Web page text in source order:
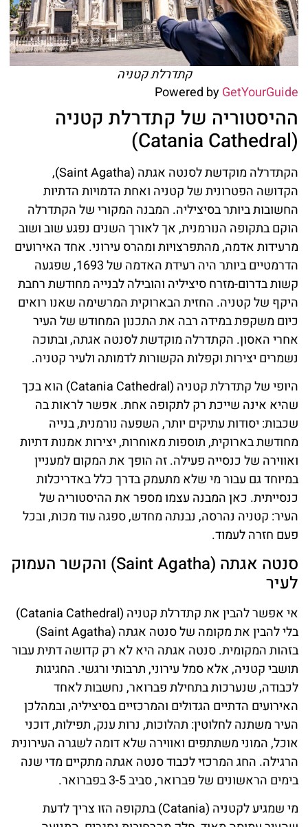
קתדרלת קטניה
Powered byGetYourGuide
ההיסטוריה של קתדרלת קטניה
(Catania Cathedral)
הקתדרלה מוקדשת לסנטה אגתה (Saint Agatha),
הקדושה הפטרונית של קטניה ואחת הדמויות הדתיות
החשובות ביותר בסיציליה. המבנה המקורי של הקתדרלה
הוקם בתקופה הנורמנית, אך לאורך השנים נפגע שוב ושוב
מרעידות אדמה, מהתפרצויות ומהרס עירוני. אחד האירועים
הדרמטיים ביותר היה רעידת האדמה של 1693, שפגעה
קשות בדרום-מזרח סיציליה והובילה לבנייה מחודשת רחבת
היקף של קטניה. החזית הבארוקית המרשימה שאנו רואים
כיום משקפת במידה רבה את התכנון המחודש של העיר
אחרי האסון. הקתדרלה מוקדשת לסנטה אגתה, ובתוכה
נשמרים יצירות וקפלות הקשורות לדמותה ולעיר קטניה.
היופי של קתדרלת קטניה (Catania Cathedral) הוא בכך
שהיא אינה שייכת רק לתקופה אחת. אפשר לראות בה
שכבות: יסודות עתיקים יותר, השפעה נורמנית, בנייה
מחודשת בארוקית, תוספות מאוחרות, יצירות אמנות דתיות
ואווירה של כנסייה פעילה. זה הופך את המקום למעניין
במיוחד גם עבור מי שלא מתעמק בדרך כלל באדריכלות
כנסייתית. כאן המבנה עצמו מספר את ההיסטוריה של
העיר: קטניה נהרסה, נבנתה מחדש, ספגה עוד מכות, ובכל
פעם חזרה לעמוד.
סנטה אגתה (Saint Agatha) והקשר העמוק
לעיר
אי אפשר להבין את קתדרלת קטניה (Catania Cathedral)
בלי להבין את מקומה של סנטה אגתה (Saint Agatha)
בזהות המקומית. סנטה אגתה היא לא רק קדושה דתית עבור
תושבי קטניה, אלא סמל עירוני, תרבותי ורגשי. החגיגות
לכבודה, שנערכות בתחילת פברואר, נחשבות לאחד
האירועים הדתיים הגדולים והמרכזיים בסיציליה, ובמהלכן
העיר משתנה לחלוטין: תהלוכות, נרות ענק, תפילות, דוכני
אוכל, המוני משתתפים ואווירה שלא דומה לשגרה העירונית
הרגילה. החג המרכזי לכבוד סנטה אגתה מתקיים מדי שנה
בימים הראשונים של פברואר, סביב 3-5 בפברואר.
מי שמגיע לקטניה (Catania) בתקופה הזו צריך לדעת